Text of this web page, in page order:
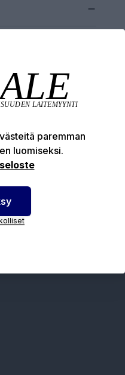
ERIKOISLIIKE
paremman
luomiseksi.